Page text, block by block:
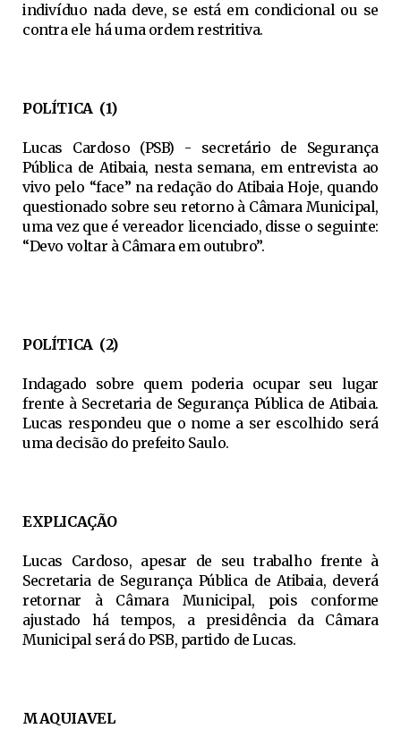
indivíduo nada deve, se está em condicional ou se
contra ele há uma ordem restritiva.
POLÍTICA (1)
Lucas Cardoso (PSB) - secretário de Segurança
Pública de Atibaia, nesta semana, em entrevista ao
vivo pelo “face” na redação do Atibaia Hoje, quando
questionado sobre seu retorno à Câmara Municipal,
uma vez que é vereador licenciado, disse o seguinte:
“Devo voltar à Câmara em outubro”.
POLÍTICA (2)
Indagado sobre quem poderia ocupar seu lugar
frente à Secretaria de Segurança Pública de Atibaia.
Lucas respondeu que o nome a ser escolhido será
uma decisão do prefeito Saulo.
EXPLICAÇÃO
Lucas Cardoso, apesar de seu trabalho frente à
Secretaria de Segurança Pública de Atibaia, deverá
retornar à Câmara Municipal, pois conforme
ajustado há tempos, a presidência da Câmara
Municipal será do PSB, partido de Lucas.
MAQUIAVEL